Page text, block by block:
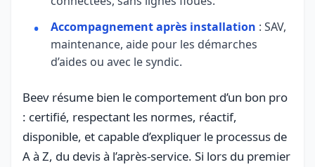
Accompagnement après installation : SAV,
maintenance, aide pour les démarches
d’aides ou avec le syndic.
Beev résume bien le comportement d’un bon pro
: certifié, respectant les normes, réactif,
disponible, et capable d’expliquer le processus de
A à Z, du devis à l’après-service. Si lors du premier